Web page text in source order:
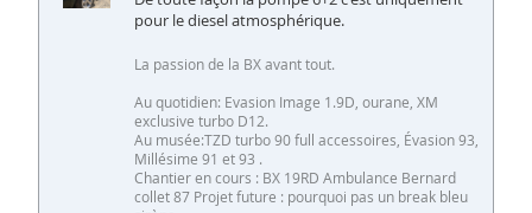
pour le diesel atmosphérique.
La passion de la BX avant tout.
Au quotidien: Evasion Image 1.9D, ourane, XM
exclusive turbo D12.
Au musée:TZD turbo 90 full accessoires, Évasion 93,
Millésime 91 et 93 .
Chantier en cours : BX 19RD Ambulance Bernard
collet 87 Projet future : pourquoi pas un break bleu